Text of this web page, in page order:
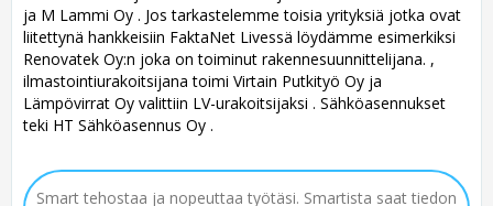
ja M Lammi Oy . Jos tarkastelemme toisia yrityksiä jotka ovat
liitettynä hankkeisiin FaktaNet Livessä löydämme esimerkiksi
Renovatek Oy:n joka on toiminut rakennesuunnittelijana. ,
ilmastointiurakoitsijana toimi Virtain Putkityö Oy ja
Lämpövirrat Oy valittiin LV-urakoitsijaksi . Sähköasennukset
teki HT Sähköasennus Oy .
Smart tehostaa ja nopeuttaa työtäsi. Smartista saat tiedon